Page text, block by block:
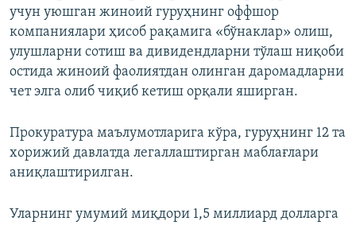
учун уюшган жиноий гуруҳнинг оффшор
компаниялари ҳисоб рақамига «бўнаклар» олиш,
улушларни сотиш ва дивидендларни тўлаш ниқоби
остида жиноий фаолиятдан олинган даромадларни
чет элга олиб чиқиб кетиш орқали яширган.
Прокуратура маълумотларига кўра, гуруҳнинг 12 та
хорижий давлатда легаллаштирган маблағлари
аниқлаштирилган.
Уларнинг умумий миқдори 1,5 миллиард долларга